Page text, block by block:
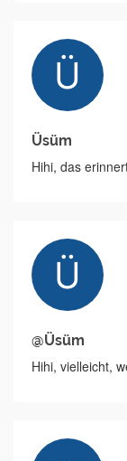
Üsüm
Hihi, das
@Üsüm
Hihi, vielleicht,